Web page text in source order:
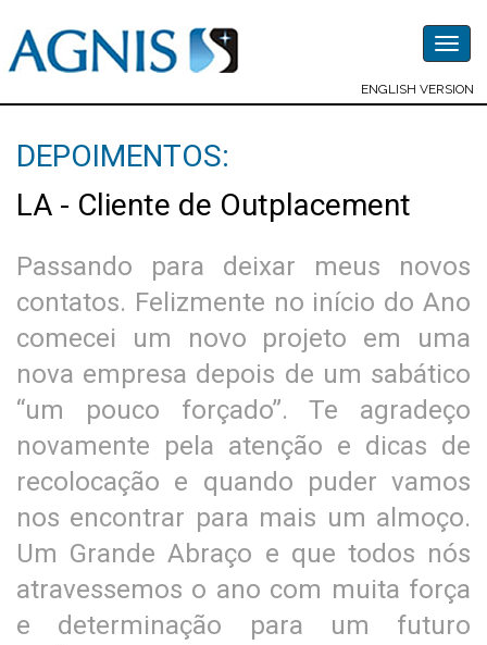
ENGLISH VERSION
DEPOIMENTOS:
LA - Cliente de Outplacement
Passando para deixar meus novos
contatos. Felizmente no início do Ano
comecei um novo projeto em uma
nova empresa depois de um sabático
“um pouco forçado”. Te agradeço
novamente pela atenção e dicas de
recolocação e quando puder vamos
nos encontrar para mais um almoço.
Um Grande Abraço e que todos nós
atravessemos o ano com muita força
e determinação para um futuro